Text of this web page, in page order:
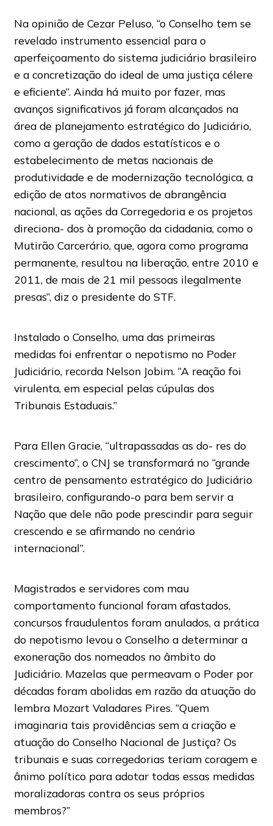
Na opinião de Cezar Peluso, “o Conselho tem se
revelado instrumento essencial para o
aperfeiçoamento do sistema judiciário brasileiro
e a concretização do ideal de uma justiça célere
e eficiente”. Ainda há muito por fazer, mas
avanços significativos já foram alcançados na
área de planejamento estratégico do Judiciário,
como a geração de dados estatísticos e o
estabelecimento de metas nacionais de
produtividade e de modernização tecnológica, a
edição de atos normativos de abrangência
nacional, as ações da Corregedoria e os projetos
direciona- dos à promoção da cidadania, como o
Mutirão Carcerário, que, agora como programa
permanente, resultou na liberação, entre 2010 e
2011, de mais de 21 mil pessoas ilegalmente
presas”, diz o presidente do STF.
Instalado o Conselho, uma das primeiras
medidas foi enfrentar o nepotismo no Poder
Judiciário, recorda Nelson Jobim. “A reação foi
virulenta, em especial pelas cúpulas dos
Tribunais Estaduais.”
Para Ellen Gracie, “ultrapassadas as do- res do
crescimento”, o CNJ se transformará no “grande
centro de pensamento estratégico do Judiciário
brasileiro, configurando-o para bem servir a
Nação que dele não pode prescindir para seguir
crescendo e se afirmando no cenário
internacional”.
Magistrados e servidores com mau
comportamento funcional foram afastados,
concursos fraudulentos foram anulados, a prática
do nepotismo levou o Conselho a determinar a
exoneração dos nomeados no âmbito do
Judiciário. Mazelas que permeavam o Poder por
décadas foram abolidas em razão da atuação do
lembra Mozart Valadares Pires. “Quem
imaginaria tais providências sem a criação e
atuação do Conselho Nacional de Justiça? Os
tribunais e suas corregedorias teriam coragem e
ânimo político para adotar todas essas medidas
moralizadoras contra os seus próprios
membros?”